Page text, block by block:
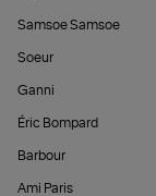
Samsoe Samsoe
Soeur
Ganni
Éric Bompard
Barbour
Ami Paris